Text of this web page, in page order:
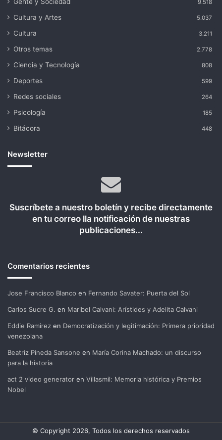
9.518
Cultura y Artes 5.037
Cultura 3.211
Otros temas 2.778
Ciencia y Tecnología 808
Deportes 599
Redes sociales 264
Psicología 185
Bitácora 448
Newsletter
Suscríbete a nuestro boletín y recibe directamente
en tu correo lla notificación de nuestras
publicaciones...
Comentarios recientes
Jose Francisco Blanco en Fernando Savater: Puerta del Sol
Carlos Sucre G. en Maribel Calvani: Arístides y Adelita Calvani
Eddie Ramirez en Democratización y legitimación: Primera prioridad
venezolana
Beatriz Pineda Sansone en María Corina Machado: un discurso
para la historia
act 2 video generator en Villasmil: Memoria histórica y Premios
Nobel
© Copyright 2026, Todos los derechos reservados